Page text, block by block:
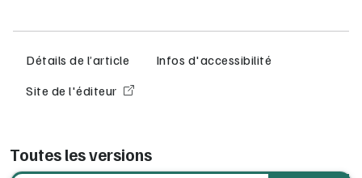
géographie en CM1 et CM2.
Pour chacune des cartes : la
carte complétée
interactive et le fond de cartevierge à imprimer.
Le support idéal pour
géographie soi-même à partir de cartes
Détails de l’article
Infos d'accessibilité
Site de l'éditeur
Toutes les versions